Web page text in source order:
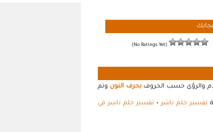
(No Ratings Yet)
والرؤى حسب الحروفبحرف النون وتم
تفسير حلم ناشر• تفسير حلم ناشر في